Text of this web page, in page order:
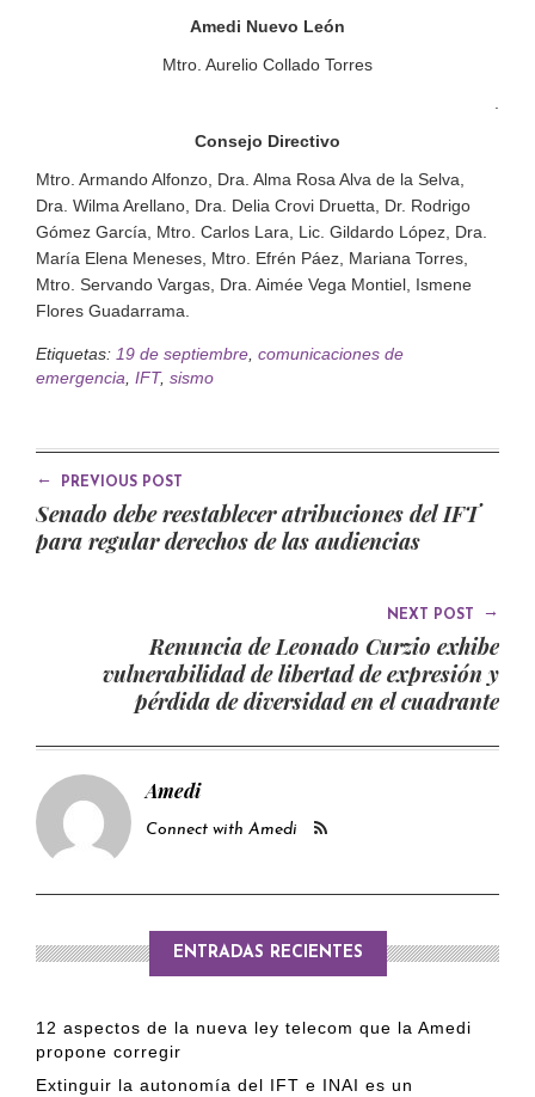
Amedi Nuevo León
Mtro. Aurelio Collado Torres
Consejo Directivo
Mtro. Armando Alfonzo, Dra. Alma Rosa Alva de la Selva,
Dra. Wilma Arellano, Dra. Delia Crovi Druetta, Dr. Rodrigo
Gómez García, Mtro. Carlos Lara, Lic. Gildardo López, Dra.
María Elena Meneses, Mtro. Efrén Páez, Mariana Torres,
Mtro. Servando Vargas, Dra. Aimée Vega Montiel, Ismene
Flores Guadarrama.
Etiquetas: 19 de septiembre comunicaciones de
emergencia IFT, sismo
← PREVIOUS POST
Senado debe reestablecer atribuciones del IFT
para regular derechos de las audiencias
NEXT POST →
Renuncia de Leonado Curzio exhibe
vulnerabilidad de libertad de expresión y
pérdida de diversidad en el cuadrante
Amedi
Connect with Amedi
ENTRADAS RECIENTES
12 aspectos de la nueva ley telecom que la Amedi
propone corregir
Extinguir la autonomía del IFT e INAI es un